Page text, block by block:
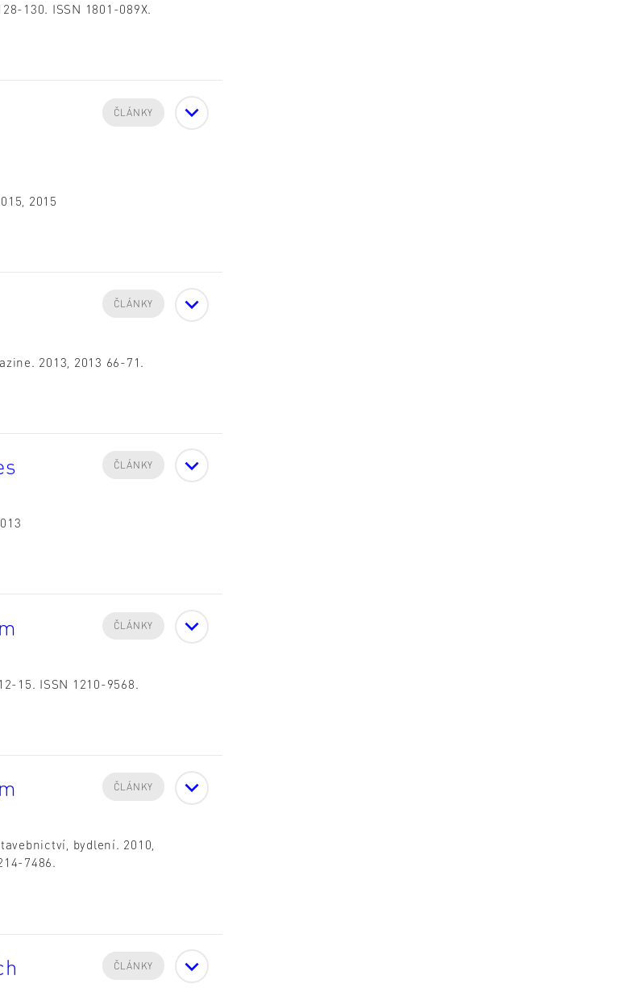
130. ISSN 1801-089X.
ČLÁNKY
2015
ČLÁNKY
2013, 2013 66-71.
ČLÁNKY
ČLÁNKY
15. ISSN 1210-9568.
ČLÁNKY
bydlení. 2010,
7486.
ČLÁNKY